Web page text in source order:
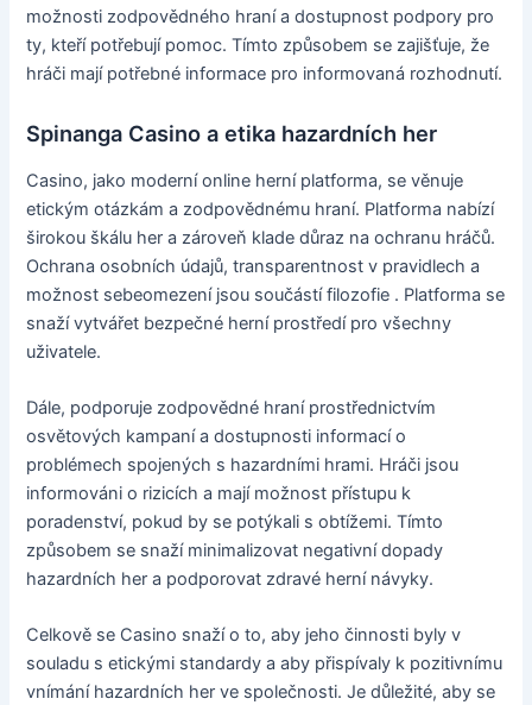
možnosti zodpovědného hraní a dostupnost podpory pro
ty, kteří potřebují pomoc. Tímto způsobem se zajišťuje, že
hráči mají potřebné informace pro informovaná rozhodnutí.
Spinanga Casino a etika hazardních her
Casino, jako moderní online herní platforma, se věnuje
etickým otázkám a zodpovědnému hraní. Platforma nabízí
širokou škálu her a zároveň klade důraz na ochranu hráčů.
Ochrana osobních údajů, transparentnost v pravidlech a
možnost sebeomezení jsou součástí filozofie . Platforma se
snaží vytvářet bezpečné herní prostředí pro všechny
uživatele.
Dále, podporuje zodpovědné hraní prostřednictvím
osvětových kampaní a dostupnosti informací o
problémech spojených s hazardními hrami. Hráči jsou
informováni o rizicích a mají možnost přístupu k
poradenství, pokud by se potýkali s obtížemi. Tímto
způsobem se snaží minimalizovat negativní dopady
hazardních her a podporovat zdravé herní návyky.
Celkově se Casino snaží o to, aby jeho činnosti byly v
souladu s etickými standardy a aby přispívaly k pozitivnímu
vnímání hazardních her ve společnosti. Je důležité, aby se